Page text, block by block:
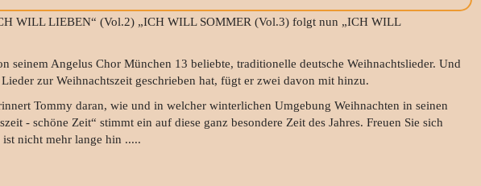
WILL LIEBEN“ (Vol.2) „ICH WILL SOMMER (Vol.3) folgt nun „ICH WILL
seinem Angelus Chor München 13 beliebte, traditionelle deutsche Weihnachtslieder. Und
zur Weihnachtszeit geschrieben hat, fügt er zwei davon mit hinzu.
Tommy daran, wie und in welcher winterlichen Umgebung Weihnachten in seinen
- schöne Zeit“ stimmt ein auf diese ganz besondere Zeit des Jahres. Freuen Sie sich
nicht mehr lange hin .....